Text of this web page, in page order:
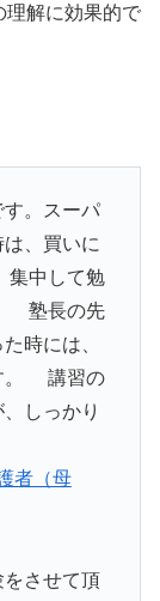
理解に効果的で
。スーパ
、買いに
中して勉
塾長の先
時には、
。 講習の
しっかり
者（母
させて頂